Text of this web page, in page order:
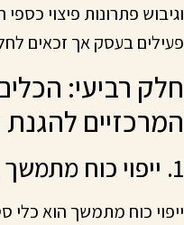
וגיבוש פתרונות פיצוי
פעילים בעסק אך זכאים
חלק רביעי:
המרכזיים
1. ייפוי כוח מתמשך בעולם העסקי
ייפוי כוח מתמשך הוא